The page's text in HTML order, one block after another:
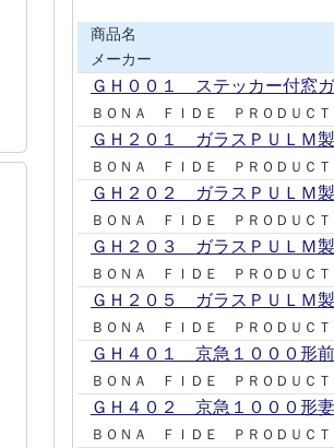
商品名
メーカー
ＧＨ００１ ステッカー付窓
ＢＯＮＡ ＦＩＤＥ ＰＲＯＤＵＣＴ
ＧＨ２０１ ガラスＰＵＬＭ
ＢＯＮＡ ＦＩＤＥ ＰＲＯＤＵＣＴ
ＧＨ２０２ ガラスＰＵＬＭ
ＢＯＮＡ ＦＩＤＥ ＰＲＯＤＵＣＴ
ＧＨ２０３ ガラスＰＵＬＭ
ＢＯＮＡ ＦＩＤＥ ＰＲＯＤＵＣＴ
ＧＨ２０５ ガラスＰＵＬＭ
ＢＯＮＡ ＦＩＤＥ ＰＲＯＤＵＣＴ
ＧＨ４０１ 京急１０００形
ＢＯＮＡ ＦＩＤＥ ＰＲＯＤＵＣＴ
ＧＨ４０２ 京急１０００形
ＢＯＮＡ ＦＩＤＥ ＰＲＯＤＵＣＴ